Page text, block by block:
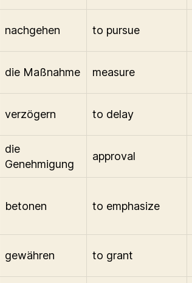
nachgehen to pursue
die Maßnahme measure
verzögern to delay
die
Genehmigung
approval
betonen to emphasize
gewähren to grant